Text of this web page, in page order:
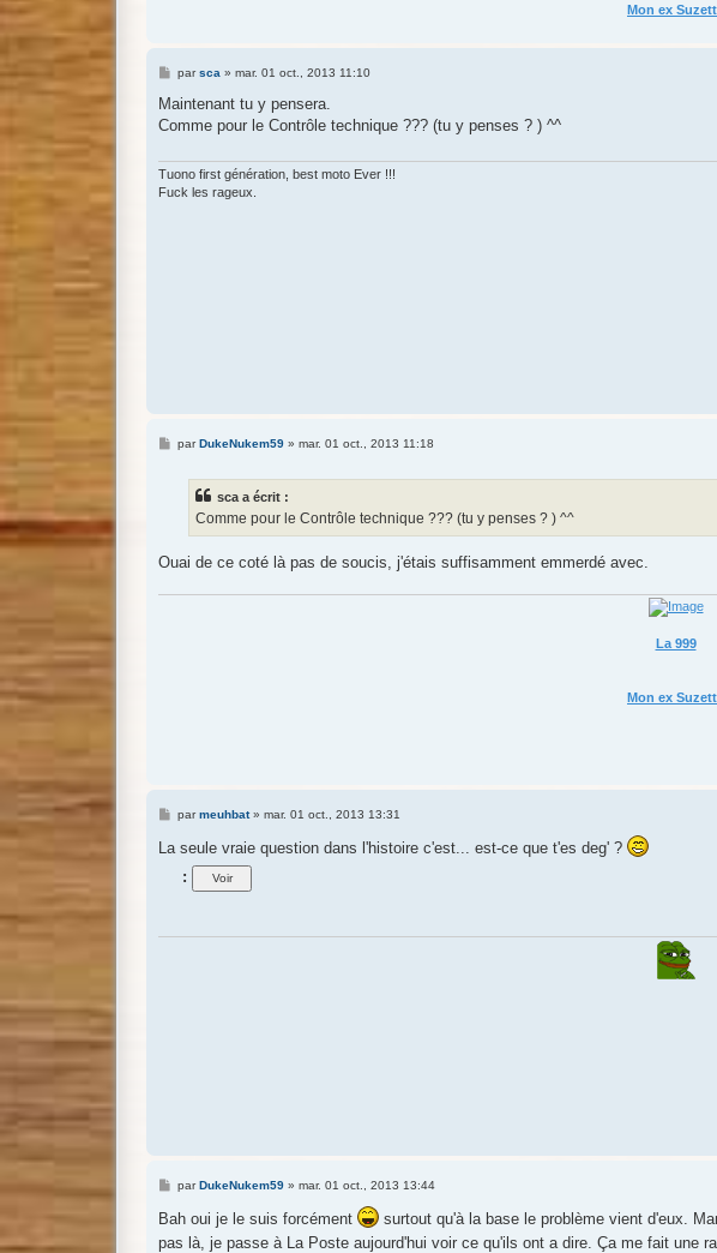
Mon ex
M
s
a
parsca » mar. 01 oct., 2013 11:10
Maintenant tu y pensera.
Comme pour le Contrôle technique ??? (tu y penses ? ) ^^
Tuono first génération, best moto Ever !!!
Fuck les rageux.
MparDukeNukem59» mar. 01 oct., 2013 11:18
sca a écrit :
Comme pour le Contrôle technique ??? (tu y penses ? ) ^^
Ouai de ce coté là pas de soucis, j'étais suffisamment emmerdé avec.
La 999
Mon ex
M
s
parmeuhbat» mar. 01 oct., 2013 13:31
La seule vraie question dans l'histoire c'est... est-ce que t'es deg' ?
:
M
s
a
parDukeNukem59» mar. 01 oct., 2013 13:44
Bah oui je le suis forcément
surtout qu'à la base le problème vient d'eux.
pas là, je passe à La Poste aujourd'hui voir ce qu'ils ont a dire. Ça me fait une